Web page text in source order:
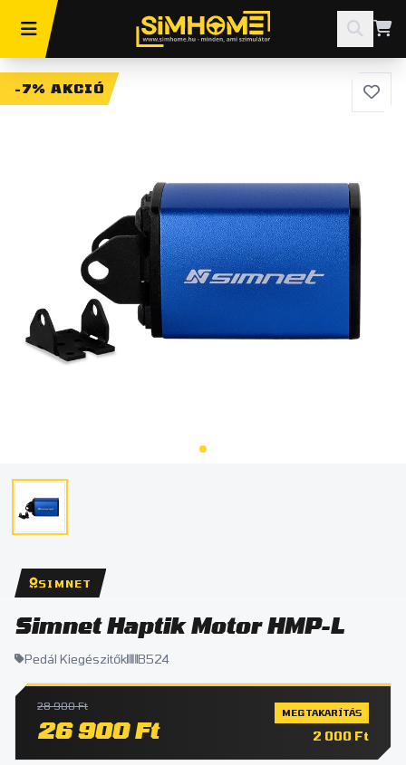
-7% AKCIÓ
SIMNET
Simnet Haptik Motor HMP-L
Pedál Kiegészitők B524
28 900 Ft
26 900 Ft
MEGTAKARÍTÁS
2 000 Ft